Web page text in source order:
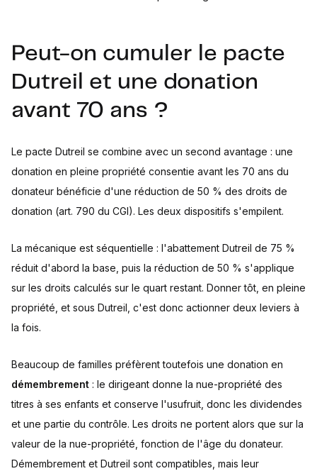
Peut-on cumuler le pacte
Dutreil et une donation
avant 70 ans ?
Le pacte Dutreil se combine avec un second avantage : une
donation en pleine propriété consentie avant les 70 ans du
donateur bénéficie d'une réduction de 50 % des droits de
donation (art. 790 du CGI). Les deux dispositifs s'empilent.
La mécanique est séquentielle : l'abattement Dutreil de 75 %
réduit d'abord la base, puis la réduction de 50 % s'applique
sur les droits calculés sur le quart restant. Donner tôt, en pleine
propriété, et sous Dutreil, c'est donc actionner deux leviers à
la fois.
Beaucoup de familles préfèrent toutefois une donation en
démembrement : le dirigeant donne la nue-propriété des
titres à ses enfants et conserve l'usufruit, donc les dividendes
et une partie du contrôle. Les droits ne portent alors que sur la
valeur de la nue-propriété, fonction de l'âge du donateur.
Démembrement et Dutreil sont compatibles, mais leur